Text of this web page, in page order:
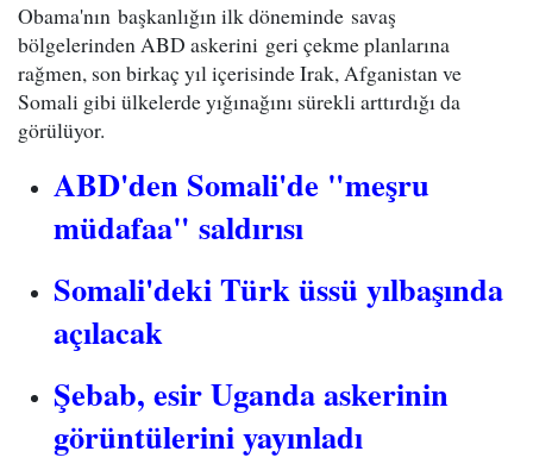
Obama'nın başkanlığın ilk döneminde savaş
bölgelerinden ABD askerini geri çekme planlarına
rağmen, son birkaç yıl içerisinde Irak, Afganistan ve
Somali gibi ülkelerde yığınağını sürekli arttırdığı da
görülüyor.
ABD'den Somali'de "meşru
müdafaa" saldırısı
Somali'deki Türk üssü yılbaşında
açılacak
Şebab, esir Uganda askerinin
görüntülerini yayınladı